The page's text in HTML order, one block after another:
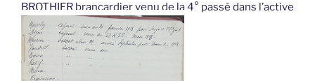
BROTHIER brancardier venu de la 4° passé dans l’active